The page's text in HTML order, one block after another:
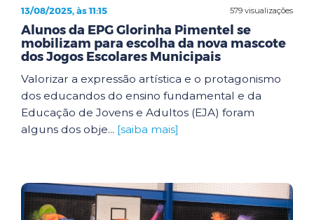
579 visualizações
13/08/2025, às 11:15
Alunos da EPG Glorinha Pimentel se
mobilizam para escolha da nova mascote
dos Jogos Escolares Municipais
Valorizar a expressão artística e o protagonismo
dos educandos do ensino fundamental e da
Educação de Jovens e Adultos (EJA) foram
alguns dos obje... [saiba mais]